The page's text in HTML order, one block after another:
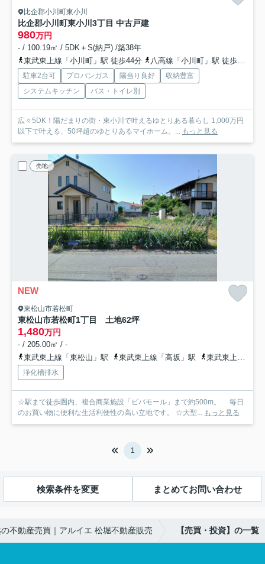
比企郡小川町東小川
比企郡小川町東小川3丁目 中古戸建
980万円
- / 100.19㎡ / 5DK＋S(納戸) /築38年
東武東上線「小川町」駅 徒歩44分
八高線「小川町」駅 徒歩44分
駐車2台可 プロパンガス 陽当り良好
収納豊富
システムキッチン
バス・トイレ別
広々5DK！陽だまりの街・東小川で叶えるゆとりある暮らし 1,000万円
以下で叶える、50坪超のゆとりあるマイホーム。... もっと見る
売地
NEW
東松山市若松町
東松山市若松町1丁目 土地62坪
1,480万円
- / 205.00㎡ / -
東武東上線「東松山」駅
東武東上線「高坂」駅 東武東上線「森林公園」駅
浄化槽排水
☆駅まで徒歩圏内、複合商業施設「ビバモール」まで約500m。 毎日
のお買い物に便利な生活利便性の高い立地です。 ☆大型... もっと見る
1
検索条件を変更 まとめてお問い合わせ
不動産売買｜アルイエ 松堀不動産販売 【売買・投資】の一覧